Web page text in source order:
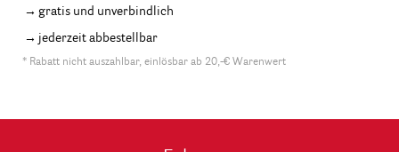
gratis und unverbindlich
jederzeit abbestellbar
* Rabatt nicht auszahlbar, einlösbar ab 20,-€ Warenwert